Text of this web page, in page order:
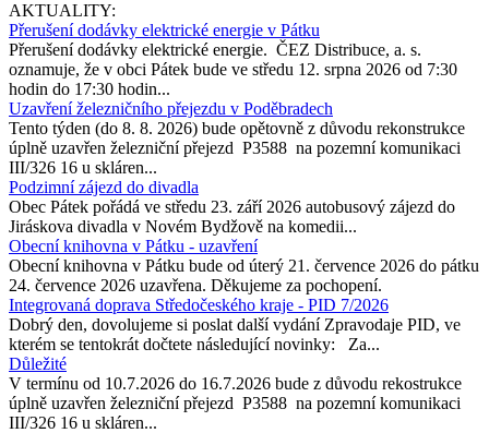
AKTUALITY:
Přerušení dodávky elektrické energie v Pátku
Přerušení dodávky elektrické energie. ČEZ Distribuce, a. s.
oznamuje, že v obci Pátek bude ve středu 12. srpna 2026 od 7:30
hodin do 17:30 hodin...
Uzavření železničního přejezdu v Poděbradech
Tento týden (do 8. 8. 2026) bude opětovně z důvodu rekonstrukce
úplně uzavřen železniční přejezd P3588 na pozemní komunikaci
III/326 16 u skláren...
Podzimní zájezd do divadla
Obec Pátek pořádá ve středu 23. září 2026 autobusový zájezd do
Jiráskova divadla v Novém Bydžově na komedii...
Obecní knihovna v Pátku - uzavření
Obecní knihovna v Pátku bude od úterý 21. července 2026 do pátku
24. července 2026 uzavřena. Děkujeme za pochopení.
Integrovaná doprava Středočeského kraje - PID 7/2026
Dobrý den, dovolujeme si poslat další vydání Zpravodaje PID, ve
kterém se tentokrát dočtete následující novinky: Za...
Důležité
V termínu od 10.7.2026 do 16.7.2026 bude z důvodu rekostrukce
úplně uzavřen železniční přejezd P3588 na pozemní komunikaci
III/326 16 u skláren...